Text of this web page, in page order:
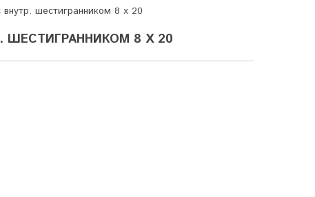
шестигранником 8 х 20
ШЕСТИГРАННИКОМ 8 Х 20